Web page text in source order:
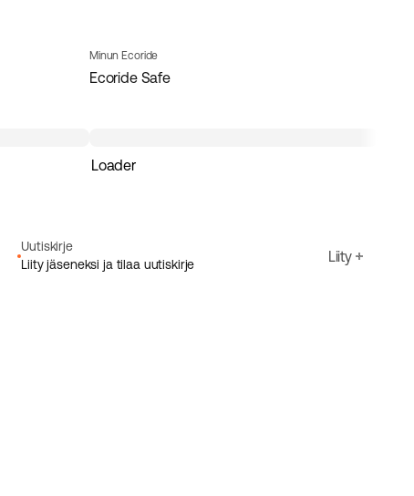
Minun Ecoride
Ecoride Safe
Loader
Uutiskirje
Liity jäseneksi ja tilaa uutiskirje
Liity